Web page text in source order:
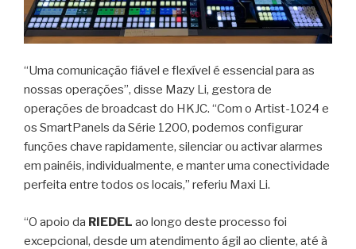
“Uma comunicação fiável e flexível é essencial para as
nossas operações”, disse Mazy Li, gestora de
operações de broadcast do HKJC. “Com o Artist-1024 e
os SmartPanels da Série 1200, podemos configurar
funções chave rapidamente, silenciar ou activar alarmes
em painéis, individualmente, e manter uma conectividade
perfeita entre todos os locais,” referiu Maxi Li.
“O apoio da RIEDEL ao longo deste processo foi
excepcional, desde um atendimento ágil ao cliente, até à